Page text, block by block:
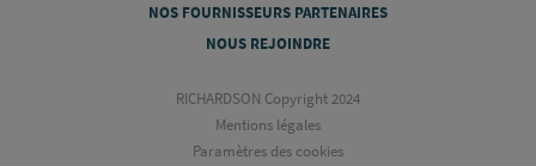
NOS FOURNISSEURS PARTENAIRES
NOUS REJOINDRE
RICHARDSON Copyright 2024
Mentions légales
Paramètres des cookies